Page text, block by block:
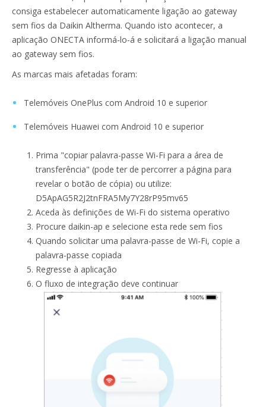
consiga estabelecer automaticamente ligação ao gateway
sem fios da Daikin Altherma. Quando isto acontecer, a
aplicação ONECTA informá-lo-á e solicitará a ligação manual
ao gateway sem fios.
As marcas mais afetadas foram:
Telemóveis OnePlus com Android 10 e superior
Telemóveis Huawei com Android 10 e superior
Prima "copiar palavra-passe Wi-Fi para a área de
transferência" (pode ter de percorrer a página para
revelar o botão de cópia) ou utilize:
D5ApAG5R2J2tnFRA5My7Y28rP95mv65
Aceda às definições de Wi-Fi do sistema operativo
Procure daikin-ap e selecione esta rede sem fios
Quando solicitar uma palavra-passe de Wi-Fi, copie a
palavra-passe copiada
Regresse à aplicação
O fluxo de integração deve continuar